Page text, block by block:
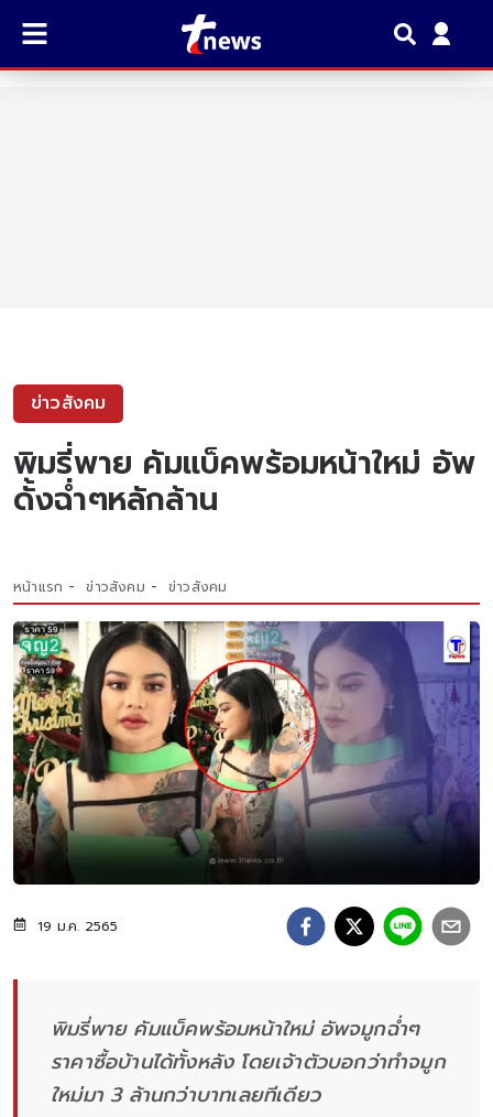
ข่าวสังคม
พิมรี่พาย คัมแบ็คพร้อมหน้าใหม่ อัพ
ดั้งฉ่ำๆหลักล้าน
หน้าแรก ข่าวสังคม ข่าวสังคม
19 ม.ค. 2565
พิมรี่พาย คัมแบ็คพร้อมหน้าใหม่ อัพจมูกฉ่ำๆ
ราคาซื้อบ้านได้ทั้งหลัง โดยเจ้าตัวบอกว่าทำจมูก
ใหม่มา 3 ล้านกว่าบาทเลยทีเดียว